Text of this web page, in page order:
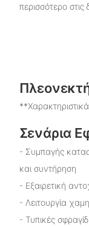
περισσότερο στις
Σενάρια
- Συμπαγής
και συντήρηση
- Εξαιρετική
- Λειτουργία
- Τυπικές